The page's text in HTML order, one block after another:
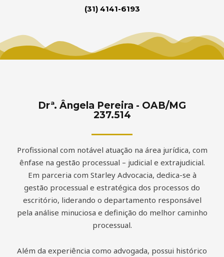
(31) 4141-6193
Drª. Ângela Pereira - OAB/MG
237.514
Profissional com notável atuação na área jurídica, com
ênfase na gestão processual – judicial e extrajudicial.
Em parceria com Starley Advocacia, dedica-se à
gestão processual e estratégica dos processos do
escritório, liderando o departamento responsável
pela análise minuciosa e definição do melhor caminho
processual.
Além da experiência como advogada, possui histórico